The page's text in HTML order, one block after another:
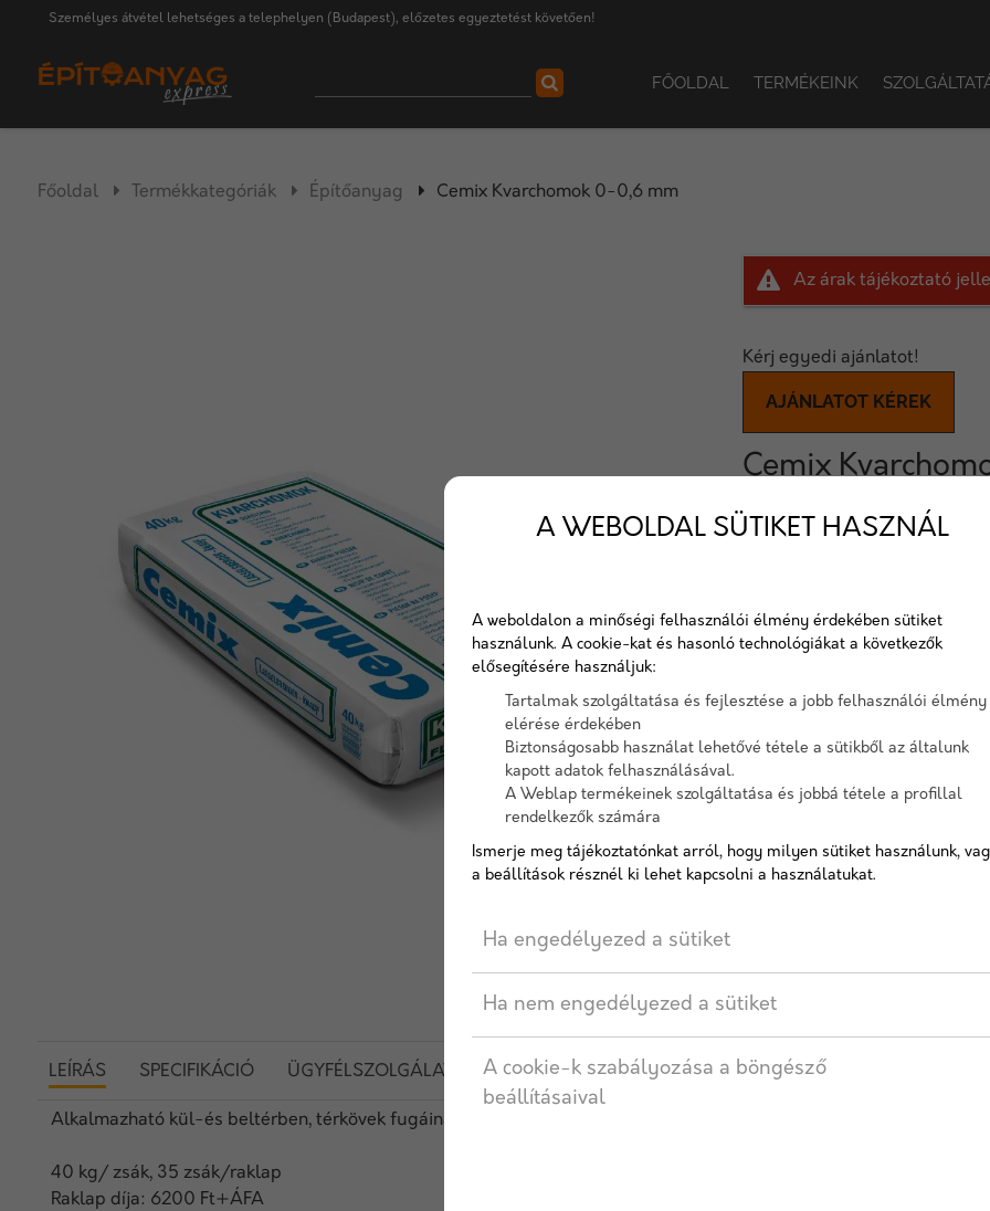
Személyes átvétel lehetséges a telephelyen (Budapest), előzetes egyeztetést követően!
FŐOLDAL TERMÉKEINK
Főoldal Termékkategóriák Építőanyag Cemix Kvarchomok 0-0,6 mm
Az árak tájékoztató
Kérj egyedi ajánlatot!
AJÁNLATOT KÉREK
Cemix
Gyárilag előkevert,
10-
Címkék:homok , Cemix , Kvarc
LEÍRÁS SPECIFIKÁCIÓ ÜGYFÉLSZOLGÁLAT SZÁLLÍTÁS
Alkalmazható kül-és beltérben, térkövek fugáinak kitöltésére, homokfúvással történő tisztításra, epoxy
40 kg/ zsák, 35 zsák/raklap
Raklap díja: 6200 Ft+ÁFA
A WEBOLDAL SÜTIKET HASZNÁL
A weboldalon a minőségi felhasználói élmény érdekében sütiket
használunk. A cookie-kat és hasonló technológiákat a következők
elősegítésére használjuk:
Tartalmak szolgáltatása és fejlesztése a jobb felhasználói élmény
elérése érdekében
Biztonságosabb használat lehetővé tétele a sütikből az általunk
kapott adatok felhasználásával.
A Weblap termékeinek szolgáltatása és jobbá tétele a profillal
rendelkezők számára
Ismerje meg tájékoztatónkat arról, hogy milyen sütiket használunk,
a beállítások résznél ki lehet kapcsolni a használatukat.
Ha engedélyezed a sütiket
Ha nem engedélyezed a sütiket
A cookie-k szabályozása a böngésző
beállításaival